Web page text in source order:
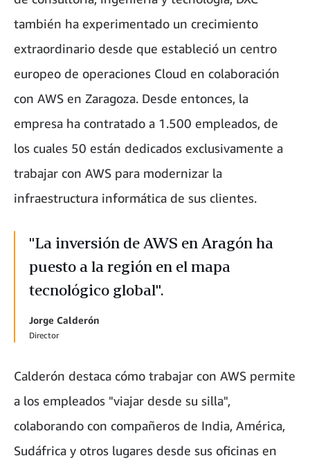
también ha experimentado un crecimiento
extraordinario desde que estableció un centro
europeo de operaciones Cloud en colaboración
con AWS en Zaragoza. Desde entonces, la
empresa ha contratado a 1.500 empleados, de
los cuales 50 están dedicados exclusivamente a
trabajar con AWS para modernizar la
infraestructura informática de sus clientes.
"La inversión de AWS en Aragón ha
puesto a la región en el mapa
tecnológico global".
Jorge Calderón
Director
Calderón destaca cómo trabajar con AWS permite
a los empleados "viajar desde su silla",
colaborando con compañeros de India, América,
Sudáfrica y otros lugares desde sus oficinas en